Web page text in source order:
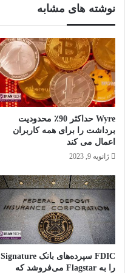
نوشته های مشابه
Wyre حداکثر 90٪ محدودیت
برداشت را برای همه کاربران
اعمال می کند
ژانویه 9, 2023
FDIC سپرده‌های بانک Signature
را به Flagstar می‌فروشد که